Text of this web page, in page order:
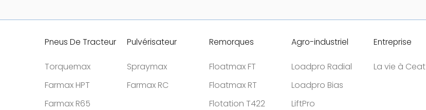
Pneus De Tracteur
Torquemax
Farmax HPT
Farmax R65
Pulvérisateur
Spraymax
Farmax RC
Remorques
Floatmax FT
Floatmax RT
Flotation T422
Agro-industriel
Loadpro Radial
Loadpro Bias
LiftPro
Entreprise
La vie à Ceat